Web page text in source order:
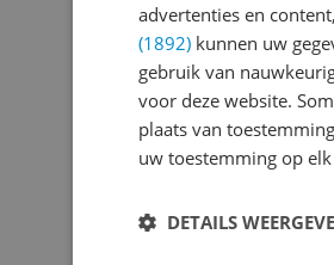
Algemeen
Batterij
Camera
Connectiviteit
Display
advertenties en
(1892) kunnen uw
gebruik van
voor deze website.
plaats van
uw toestemming op
DETAILS